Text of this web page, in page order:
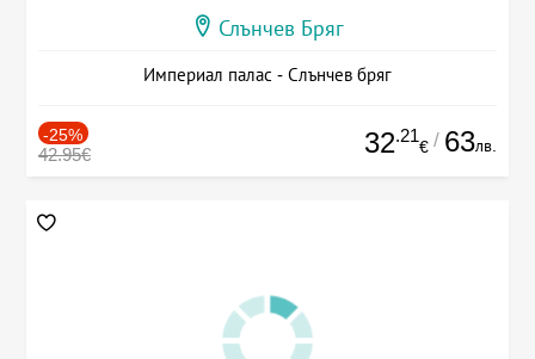
Слънчев Бряг
Империал палас - Слънчев бряг
-25%
42.95€ 32.21
€ / 63лв.